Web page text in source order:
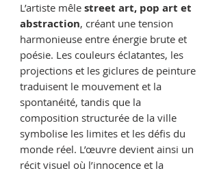
L’artiste mêle street art, pop art et
abstraction, créant une tension
harmonieuse entre énergie brute et
poésie. Les couleurs éclatantes, les
projections et les giclures de peinture
traduisent le mouvement et la
spontanéité, tandis que la
composition structurée de la ville
symbolise les limites et les défis du
monde réel. L’œuvre devient ainsi un
récit visuel où l’innocence et la